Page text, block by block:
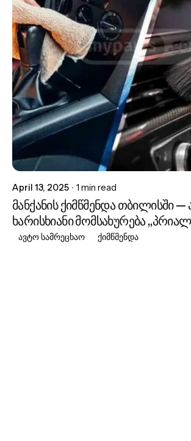
April 13, 2025 1 min read
მანქანის ქიმწმენდა თბილისში —
ხარისხიანი მომსახურება
ავტო სამრეცხაო ქიმწმენდა